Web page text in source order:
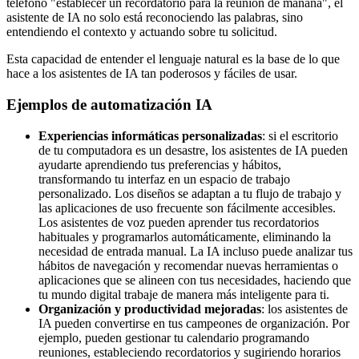
teléfono "establecer un recordatorio para la reunión de mañana", el
asistente de IA no solo está reconociendo las palabras, sino
entendiendo el contexto y actuando sobre tu solicitud.
Esta capacidad de entender el lenguaje natural es la base de lo que
hace a los asistentes de IA tan poderosos y fáciles de usar.
Ejemplos de automatización IA
Experiencias informáticas personalizadas: si el escritorio
de tu computadora es un desastre, los asistentes de IA pueden
ayudarte aprendiendo tus preferencias y hábitos,
transformando tu interfaz en un espacio de trabajo
personalizado. Los diseños se adaptan a tu flujo de trabajo y
las aplicaciones de uso frecuente son fácilmente accesibles.
Los asistentes de voz pueden aprender tus recordatorios
habituales y programarlos automáticamente, eliminando la
necesidad de entrada manual. La IA incluso puede analizar tus
hábitos de navegación y recomendar nuevas herramientas o
aplicaciones que se alineen con tus necesidades, haciendo que
tu mundo digital trabaje de manera más inteligente para ti.
Organización y productividad mejoradas: los asistentes de
IA pueden convertirse en tus campeones de organización. Por
ejemplo, pueden gestionar tu calendario programando
reuniones, estableciendo recordatorios y sugiriendo horarios